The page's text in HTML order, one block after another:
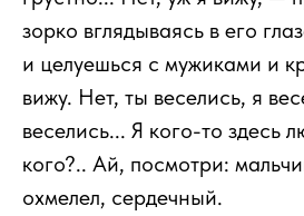
зорко вглядываясь в его
и целуешься с мужиками и
вижу. Нет, ты веселись, я
веселись... Я кого-то здесь
кого?.. Ай, посмотри:
охмелел, сердечный.